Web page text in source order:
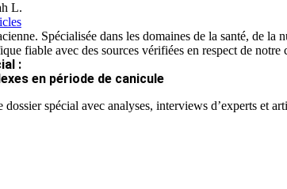
L.
Spécialisée dans les domaines de la santé, de
fiable avec des sources vérifiées en respect de notre
:
en période de canicule
dossier spécial avec analyses, interviews d’experts et